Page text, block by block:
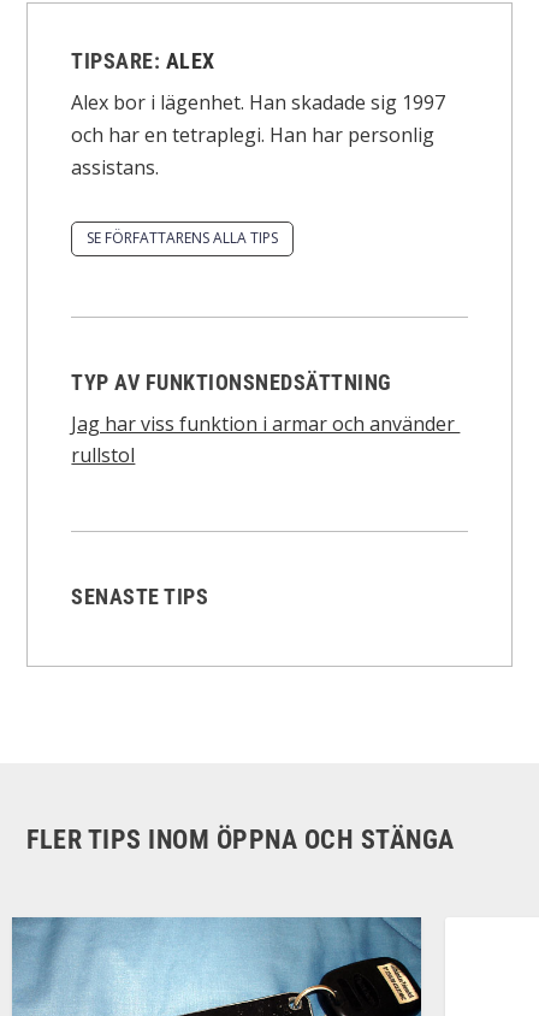
TIPSARE: ALEX
Alex bor i lägenhet. Han skadade sig 1997
och har en tetraplegi. Han har personlig
assistans.
SE FÖRFATTARENS ALLA TIPS
TYP AV FUNKTIONSNEDSÄTTNING
Jag har viss funktion i armar och använder
rullstol
SENASTE TIPS
FLER TIPS INOM ÖPPNA OCH STÄNGA